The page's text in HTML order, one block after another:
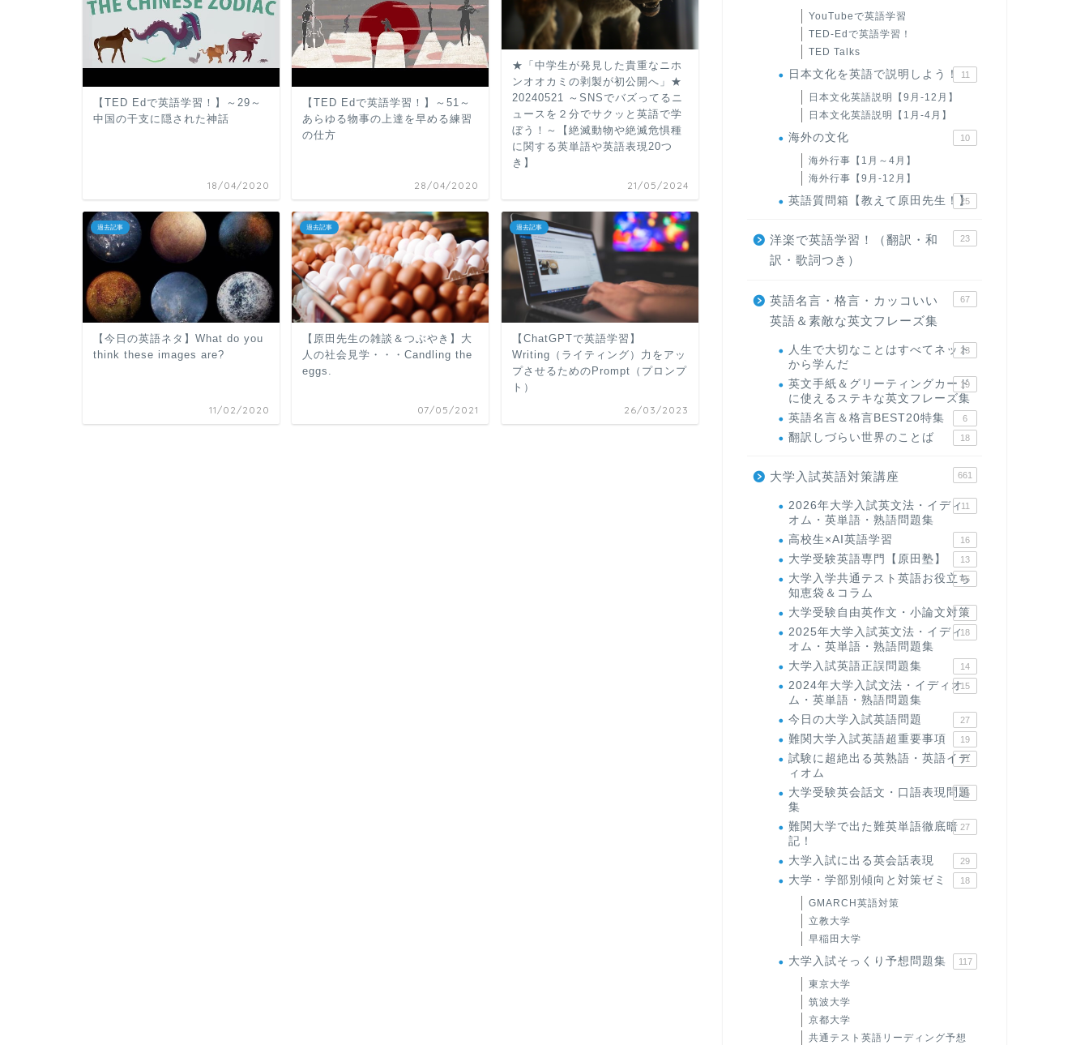
【TED Edで英語学習！】～29～
中国の干支に隠された神話
18/04/2020
【TED Edで英語学習！】～51～
あらゆる物事の上達を早める練習
の仕方
28/04/2020
★「中学生が発見した貴重なニホ
ンオオカミの剥製が初公開へ」★
20240521 ～SNSでバズってるニ
ュースを２分でサクッと英語で学
ぼう！～【絶滅動物や絶滅危惧種
に関する英単語や英語表現20つ
き】
21/05/2024
過去記事
【今日の英語ネタ】What do you
think these images are?
11/02/2020
過去記事
【原田先生の雑談＆つぶやき】大
人の社会見学・・・Candling the
eggs.
07/05/2021
過去記事
【ChatGPTで英語学習】
Writing（ライティング）力をアッ
プさせるためのPrompt（プロンプ
ト）
26/03/2023
YouTubeで英語学習
TED-Edで英語学習！
TED Talks
日本文化を英語で説明しよう！ 11
日本文化英語説明【9月-12月】
日本文化英語説明【1月-4月】
海外の文化 10
海外行事【1月～4月】
海外行事【9月-12月】
英語質問箱【教えて原田先生！】
25
洋楽で英語学習！（翻訳・和
訳・歌詞つき）
23
英語名言・格言・カッコいい
英語＆素敵な英文フレーズ集
67
人生で大切なことはすべてネット
から学んだ
23
英文手紙＆グリーティングカード
に使えるステキな英文フレーズ集
19
英語名言＆格言BEST20特集 6
翻訳しづらい世界のことば 18
大学入試英語対策講座 661
2026年大学入試英文法・イディ
オム・英単語・熟語問題集
11
高校生×AI英語学習 16
大学受験英語専門【原田塾】 13
大学入学共通テスト英語お役立ち
知恵袋＆コラム
45
大学受験自由英作文・小論文対策
8
2025年大学入試英文法・イディ
オム・英単語・熟語問題集
18
大学入試英語正誤問題集 14
2024年大学入試文法・イディオ
ム・英単語・熟語問題集
15
今日の大学入試英語問題 27
難関大学入試英語超重要事項 19
試験に超絶出る英熟語・英語イデ
ィオム
71
大学受験英会話文・口語表現問題
集
35
難関大学で出た難英単語徹底暗
記！
27
大学入試に出る英会話表現 29
大学・学部別傾向と対策ゼミ 18
GMARCH英語対策
立教大学
早稲田大学
大学入試そっくり予想問題集 117
東京大学
筑波大学
京都大学
共通テスト英語リーディング予想